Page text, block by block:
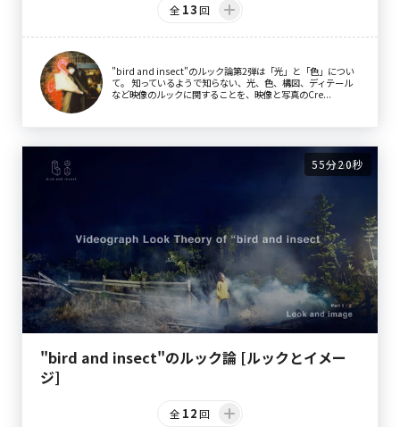
全 13回
"bird and insect"のルック論第2弾は「光」と「色」につい
て。 知っているようで知らない、光、色、構図、ディテール
など映像のルックに関することを、映像と写真のCre...
55分20秒
"bird and insect"のルック論 [ルックとイメー
ジ]
全 12回